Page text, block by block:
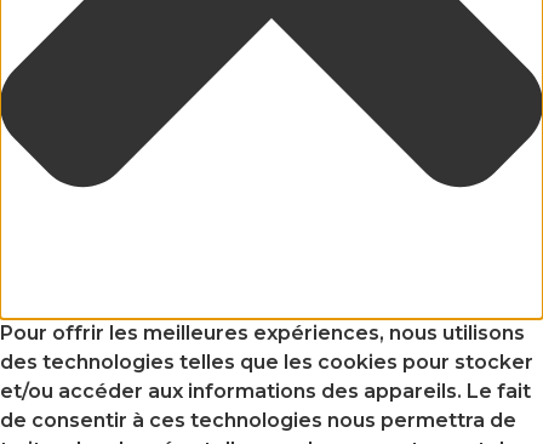
Pour offrir les meilleures expériences, nous utilisons
des technologies telles que les cookies pour stocker
et/ou accéder aux informations des appareils. Le fait
de consentir à ces technologies nous permettra de